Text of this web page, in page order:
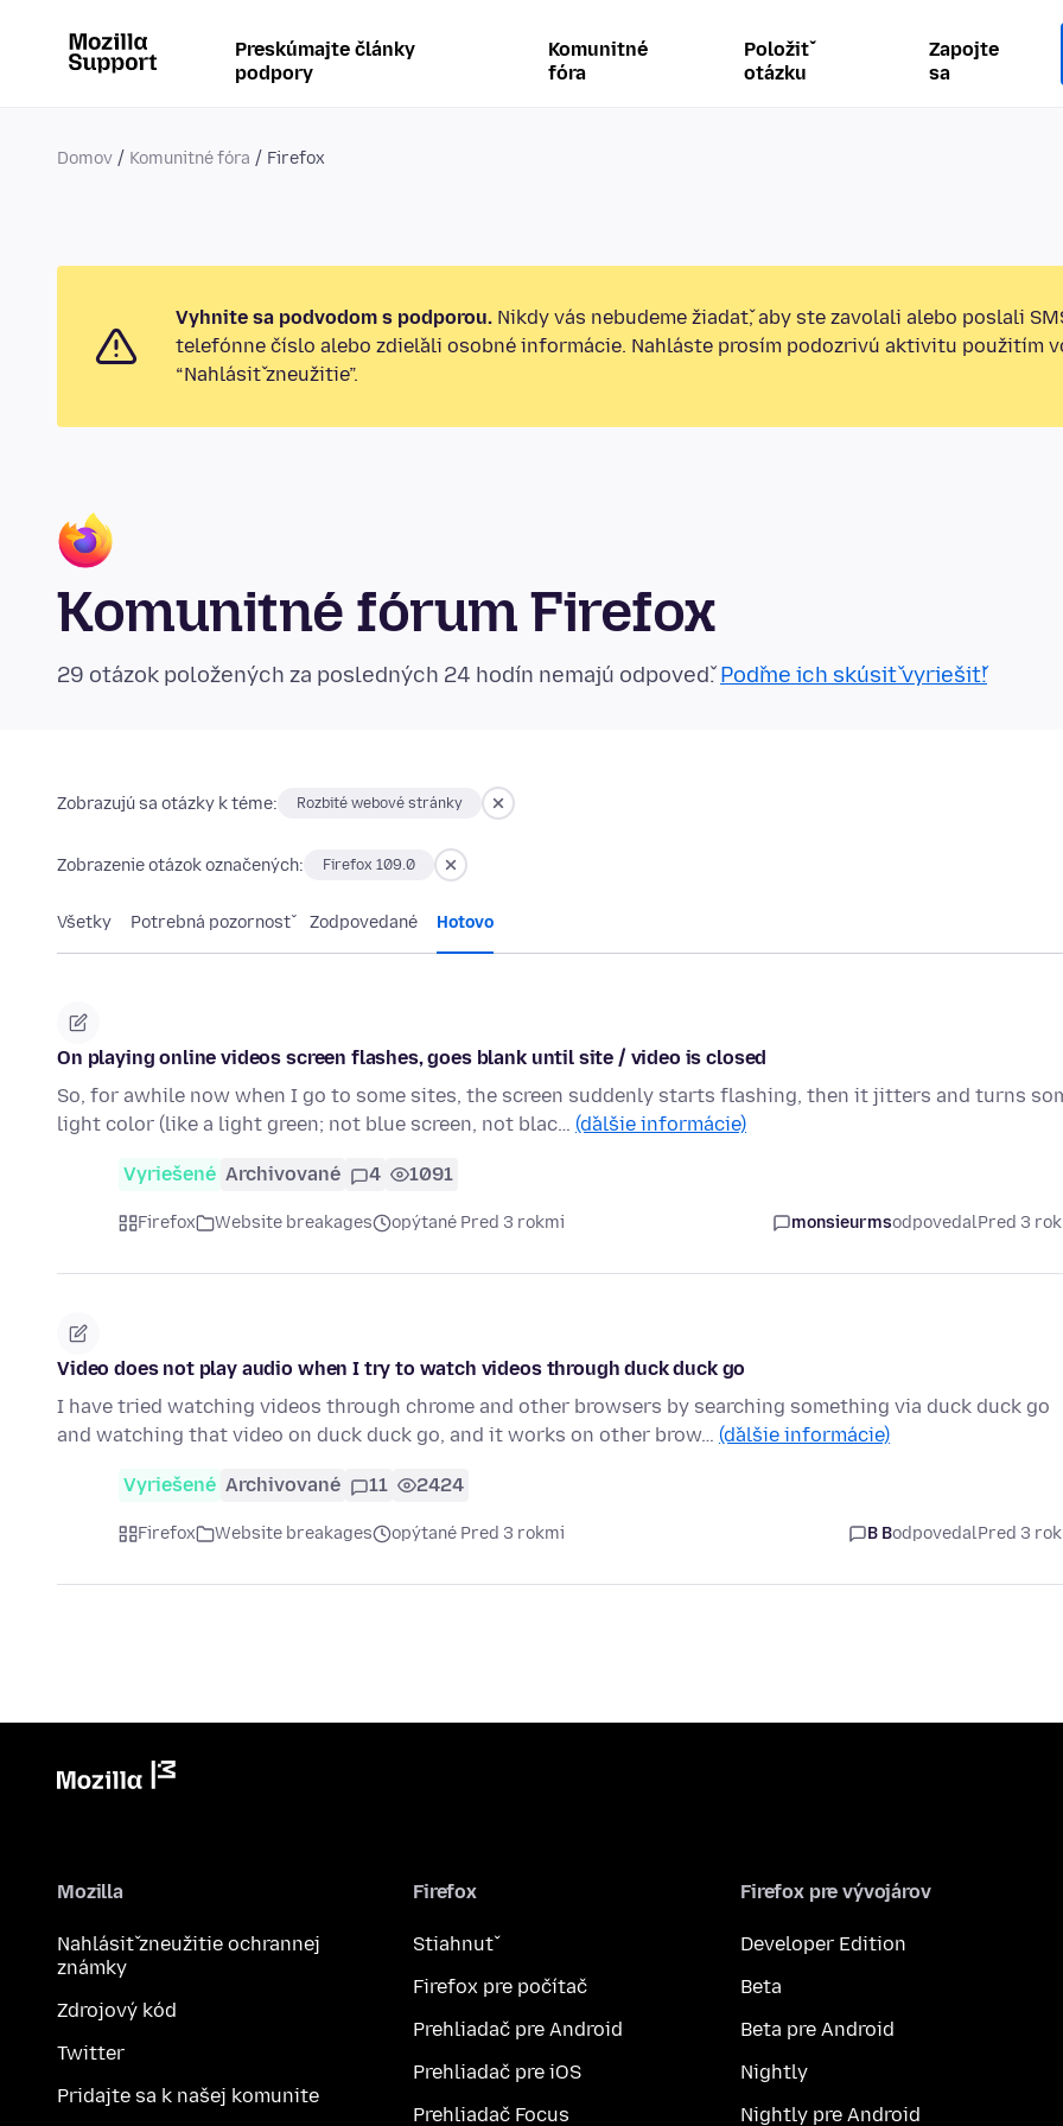
Preskúmajte články
podpory
Komunitné
fóra
Položiť
otázku
Zapojte
sa
Domov Komunitné fóra Firefox
Vyhnite sa podvodom s podporou. Nikdy vás nebudeme žiadať, aby ste zavolali alebo poslali
telefónne číslo alebo zdieľali osobné informácie. Nahláste prosím podozrivú aktivitu použitím
“Nahlásiť zneužitie”.
Komunitné fórum Firefox
29 otázok položených za posledných 24 hodín nemajú odpoveď.Poďme ich skúsiť vyriešiť!
Zobrazujú sa otázky k téme: Rozbité webové stránky
Zobrazenie otázok označených: Firefox 109.0
Všetky Potrebná pozornosť Zodpovedané Hotovo
On playing online videos screen flashes, goes blank until site / video is closed
So, for awhile now when I go to some sites, the screen suddenly starts flashing, then it jitters and turns
light color (like a light green; not blue screen, not blac… (ďalšie informácie)
Vyriešené Archivované 4 1091
Firefox Website breakages opýtané Pred 3 rokmi monsieurmsodpovedalPred 3
Video does not play audio when I try to watch videos through duck duck go
I have tried watching videos through chrome and other browsers by searching something via duck duck go
and watching that video on duck duck go, and it works on other brow… (ďalšie informácie)
Vyriešené Archivované 11 2424
Firefox Website breakages opýtané Pred 3 rokmi B BodpovedalPred 3
Mozilla
Nahlásiť zneužitie ochrannej
známky
Zdrojový kód
Twitter
Pridajte sa k našej komunite
Firefox
Stiahnuť
Firefox pre počítač
Prehliadač pre Android
Prehliadač pre iOS
Prehliadač Focus
Firefox pre vývojárov
Developer Edition
Beta
Beta pre Android
Nightly
Nightly pre Android